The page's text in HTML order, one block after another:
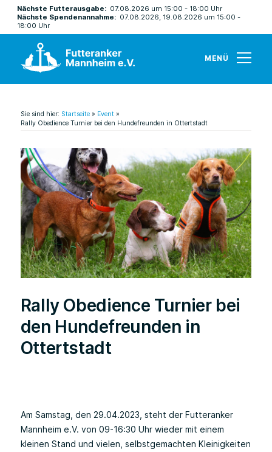
Nächste Futterausgabe: 07.08.2026 um 15:00 - 18:00 Uhr
Nächste Spendenannahme: 07.08.2026, 19.08.2026 um 15:00 -
18:00 Uhr
MENÜ
Sie sind hier: Startseite» Event»
Rally Obedience Turnier bei den Hundefreunden in Ottertstadt
Rally Obedience Turnier bei
den Hundefreunden in
Ottertstadt
Am Samstag, den 29.04.2023, steht der Futteranker
Mannheim e.V. von 09-16:30 Uhr wieder mit einem
kleinen Stand und vielen, selbstgemachten Kleinigkeiten